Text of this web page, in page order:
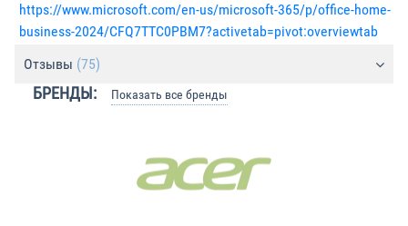
https://www.microsoft.com/en-us/microsoft-365/p/office-home-
business-2024/CFQ7TTC0PBM7?activetab=pivot:overviewtab
Отзывы (75)
БРЕНДЫ: Показать все бренды